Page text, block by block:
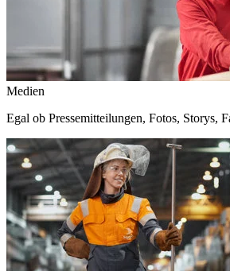
Medien
Egal ob Pressemitteilungen, Fotos, Storys,